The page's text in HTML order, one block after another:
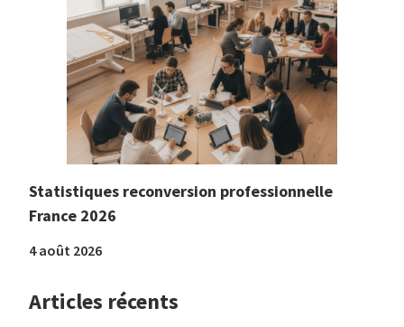
Statistiques reconversion professionnelle
France 2026
4 août 2026
Articles récents